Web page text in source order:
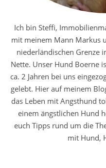
Ich bin Steffi,
mit meinem Mann Markus
niederländischen Grenze
Nette. Unser Hund Boerne
ca. 2 Jahren bei uns
gelebt. Hier auf meinem
das Leben mit Angsthund
einem ängstlichen Hund
euch Tipps rund um die
mit Hund,